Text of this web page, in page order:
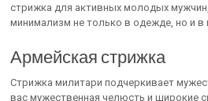
стрижка для активных молодых
минимализм не только в одежде, но и в
Армейская стрижка
Стрижка милитари подчеркивает
вас мужественная челюсть и широкие